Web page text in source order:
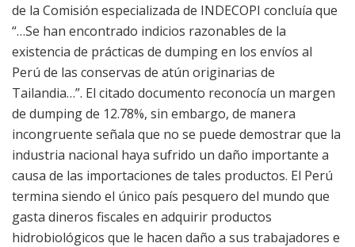
de la Comisión especializada de INDECOPI concluía que
“…Se han encontrado indicios razonables de la
existencia de prácticas de dumping en los envíos al
Perú de las conservas de atún originarias de
Tailandia…”. El citado documento reconocía un margen
de dumping de 12.78%, sin embargo, de manera
incongruente señala que no se puede demostrar que la
industria nacional haya sufrido un daño importante a
causa de las importaciones de tales productos. El Perú
termina siendo el único país pesquero del mundo que
gasta dineros fiscales en adquirir productos
hidrobiológicos que le hacen daño a sus trabajadores e